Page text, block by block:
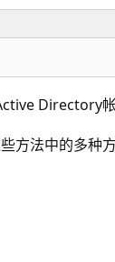
Directory帐
方法中的多种